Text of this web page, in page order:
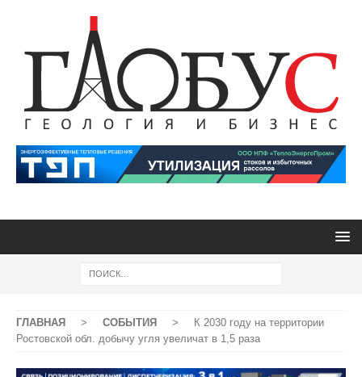
ГЛАВНАЯ > СОБЫТИЯ >
К 2030 году на территории
Ростовской обл. добычу угля увеличат в 1,5 раза